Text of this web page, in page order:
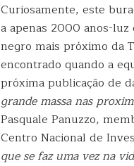
Curiosamente, este
a apenas 2000 anos-luz
negro mais próximo da
encontrado quando a
próxima publicação de
grande massa nas
Pasquale Panuzzo,
Centro Nacional de
que se faz uma vez na